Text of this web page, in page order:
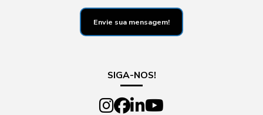
Envie sua mensagem!
SIGA-NOS!